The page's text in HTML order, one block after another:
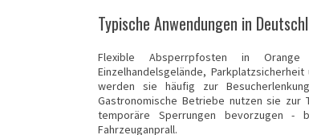
Typische Anwendungen in
Flexible Absperrpfosten in
Einzelhandelsgelände,
werden sie häufig zur
Gastronomische Betriebe nutzen sie zur
temporäre Sperrungen bevorzugen -
Fahrzeuganprall.